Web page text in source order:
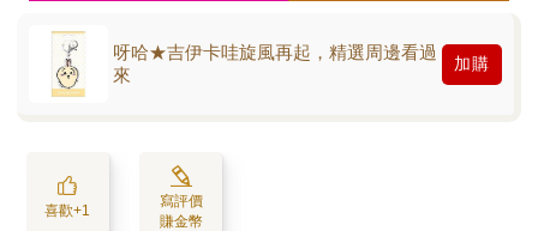
呀哈★吉伊卡哇旋風再起，精選周邊看過
來
加購
喜歡+1
寫評價
賺金幣